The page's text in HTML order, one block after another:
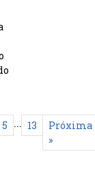
5 ... 13
Próxima
»